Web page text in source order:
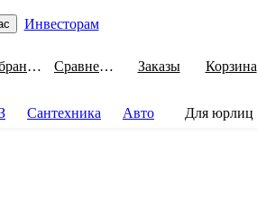
Инвесторам
Избранное Сравнение Заказы Корзина
Сантехника Авто Для юрлиц